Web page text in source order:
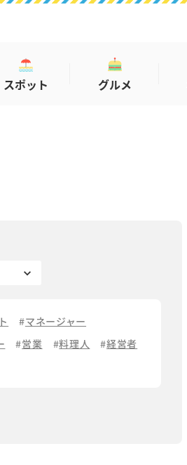
スポット グルメ
マネージャー
営業 料理人
経営者